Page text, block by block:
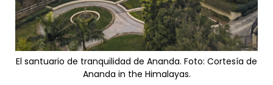
El santuario de tranquilidad de Ananda. Foto: Cortesía de
Ananda in the Himalayas.